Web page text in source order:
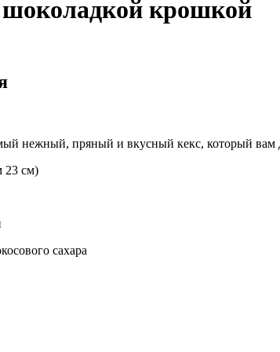
крошкой
нежный, пряный и вкусный кекс, который вам
см)
сахара